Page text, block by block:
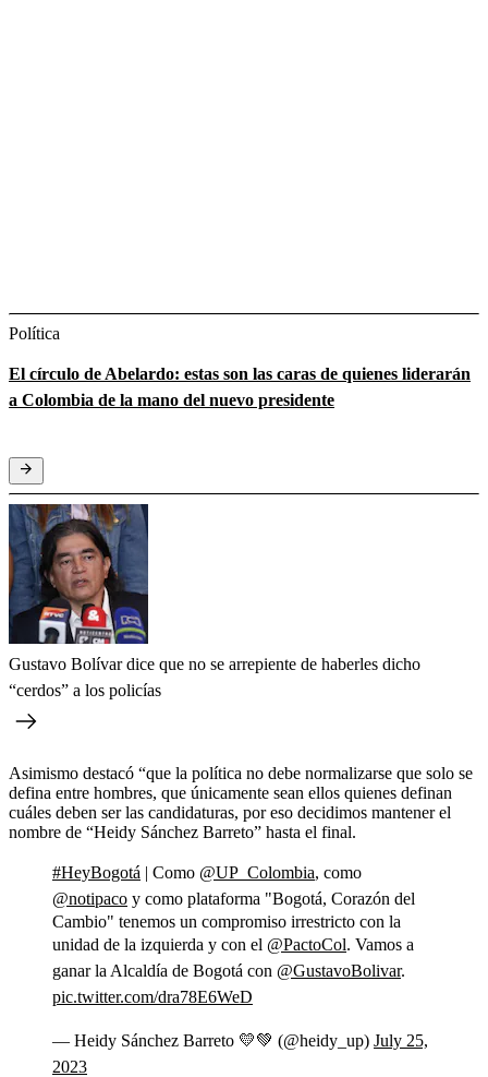
Política
El círculo de Abelardo: estas son las caras de quienes liderarán
a Colombia de la mano del nuevo presidente
Gustavo Bolívar dice que no se arrepiente de haberles dicho
“cerdos” a los policías
Asimismo destacó “que la política no debe normalizarse que solo se
defina entre hombres, que únicamente sean ellos quienes definan
cuáles deben ser las candidaturas, por eso decidimos mantener el
nombre de “Heidy Sánchez Barreto” hasta el final.
#HeyBogotá | Como @UP_Colombia, como
@notipaco y como plataforma "Bogotá, Corazón del
Cambio" tenemos un compromiso irrestricto con la
unidad de la izquierda y con el @PactoCol. Vamos a
ganar la Alcaldía de Bogotá con @GustavoBolivar.
pic.twitter.com/dra78E6WeD
— Heidy Sánchez Barreto 💛💚 (@heidy_up) July 25,
2023